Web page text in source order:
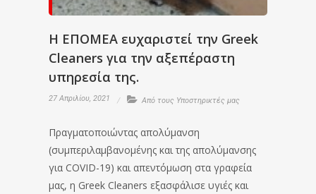
Η ΕΠΟΜΕΑ ευχαριστεί την Greek
Cleaners για την αξεπέραστη
υπηρεσία της.
27 Απριλίου, 2021 Από τους Υποστηρικτές μας
Πραγματοποιώντας απολύμανση
(συμπεριλαμβανομένης και της απολύμανσης
για COVID-19) και απεντόμωση στα γραφεία
μας, η Greek Cleaners εξασφάλισε υγιές και